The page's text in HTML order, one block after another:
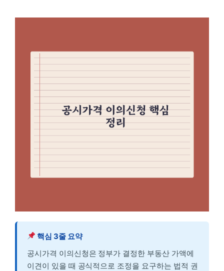
핵심 3줄 요약
공시가격 이의신청은 정부가 결정한 부동산 가액에
이견이 있을 때 공식적으로 조정을 요구하는 법적 권